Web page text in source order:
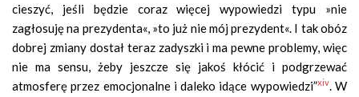
cieszyć, jeśli będzie coraz więcej wypowiedzi typu »nie
zagłosuję na prezydenta«, »to już nie mój prezydent«. I tak obóz
dobrej zmiany dostał teraz zadyszki i ma pewne problemy, więc
nie ma sensu, żeby jeszcze się jakoś kłócić i podgrzewać
atmosferę przez emocjonalne i daleko idące wypowiedzi”xiv. W